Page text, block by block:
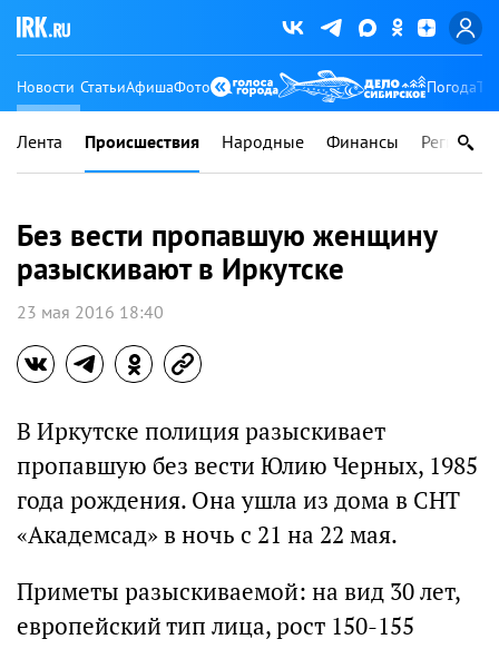
Новости СтатьиАфишаФото Погода
Лента Происшествия Народные Финансы Регионы
Без вести пропавшую женщину
разыскивают в Иркутске
23 мая 2016 18:40
В Иркутске полиция разыскивает
пропавшую без вести Юлию Черных, 1985
года рождения. Она ушла из дома в СНТ
«Академсад» в ночь с 21 на 22 мая.
Приметы разыскиваемой: на вид 30 лет,
европейский тип лица, рост 150-155